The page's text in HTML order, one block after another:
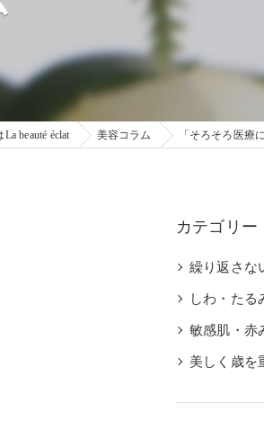
ックとは
治療器施術症例
beauté éclat 美容コラム 「そろそろ医療
カテゴリー
繰り返さな
しわ・たる
敏感肌・赤
美しく歳を